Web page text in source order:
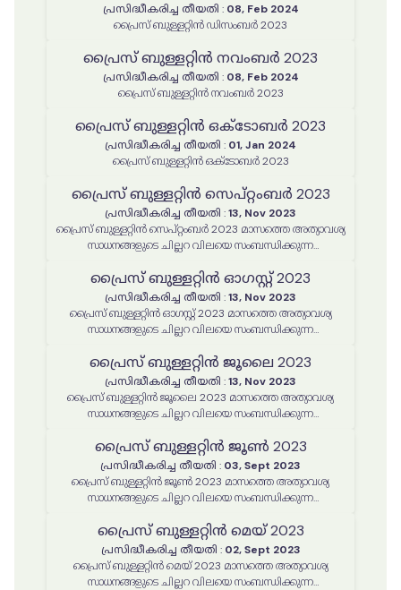
പ്രസിദ്ധീകരിച്ച തീയതി : 08, Feb 2024
പ്രൈസ് ബുള്ളറ്റിൻ ഡിസംബർ 2023
പ്രൈസ് ബുള്ളറ്റിൻ നവംബർ 2023
പ്രസിദ്ധീകരിച്ച തീയതി : 08, Feb 2024
പ്രൈസ് ബുള്ളറ്റിൻ നവംബർ 2023
പ്രൈസ് ബുള്ളറ്റിൻ ഒക്ടോബർ 2023
പ്രസിദ്ധീകരിച്ച തീയതി : 01, Jan 2024
പ്രൈസ് ബുള്ളറ്റിൻ ഒക്ടോബർ 2023
പ്രൈസ് ബുള്ളറ്റിൻ സെപ്റ്റംബർ 2023
പ്രസിദ്ധീകരിച്ച തീയതി :13, Nov 2023
പ്രൈസ് ബുള്ളറ്റിൻ സെപ്റ്റംബർ 2023 മാസത്തെ അത്യാവശ്യ
സാധനങ്ങളുടെ ചില്ലറ വിലയെ സംബന്ധിക്കുന്ന
പ്രൈസ് ബുള്ളറ്റിൻ ഓഗസ്റ്റ് 2023
പ്രസിദ്ധീകരിച്ച തീയതി :13, Nov 2023
പ്രൈസ് ബുള്ളറ്റിൻ ഓഗസ്റ്റ് 2023 മാസത്തെ അത്യാവശ്യ
സാധനങ്ങളുടെ ചില്ലറ വിലയെ സംബന്ധിക്കുന്ന
പ്രൈസ് ബുള്ളറ്റിൻ ജൂലൈ 2023
പ്രസിദ്ധീകരിച്ച തീയതി :13, Nov 2023
പ്രൈസ് ബുള്ളറ്റിൻ ജൂലൈ 2023 മാസത്തെ അത്യാവശ്യ
സാധനങ്ങളുടെ ചില്ലറ വിലയെ സംബന്ധിക്കുന്ന
പ്രൈസ് ബുള്ളറ്റിൻ ജൂൺ 2023
പ്രസിദ്ധീകരിച്ച തീയതി : 03, Sept 2023
പ്രൈസ് ബുള്ളറ്റിൻ ജൂൺ 2023 മാസത്തെ അത്യാവശ്യ
സാധനങ്ങളുടെ ചില്ലറ വിലയെ സംബന്ധിക്കുന്ന
പ്രൈസ് ബുള്ളറ്റിൻ മെയ് 2023
പ്രസിദ്ധീകരിച്ച തീയതി : 02, Sept 2023
പ്രൈസ് ബുള്ളറ്റിൻ മെയ് 2023 മാസത്തെ അത്യാവശ്യ
സാധനങ്ങളുടെ ചില്ലറ വിലയെ സംബന്ധിക്കുന്ന